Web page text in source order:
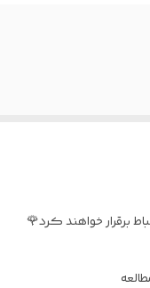
برقرار خواهند کرد🌹